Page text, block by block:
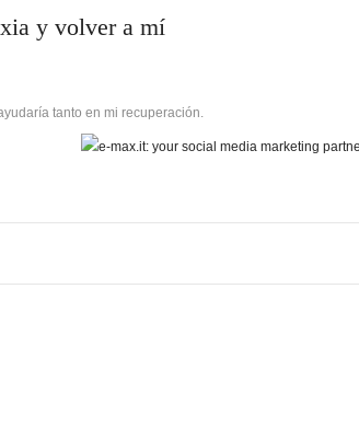
y volver a mí
tanto en mi recuperación.